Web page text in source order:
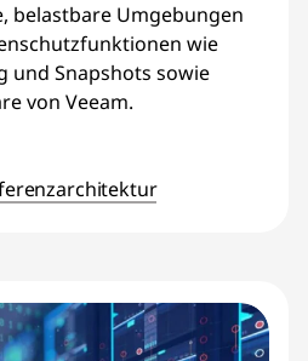
belastbare Umgebungen
wie
und Snapshots sowie
von Veeam.